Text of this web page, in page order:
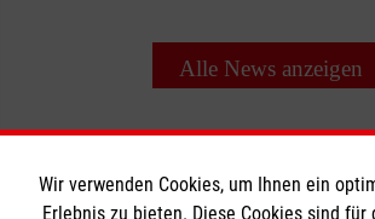
Alle News anzeigen
Wir verwenden Cookies, um Ihnen ein
Erlebnis zu bieten. Diese Cookies sind für